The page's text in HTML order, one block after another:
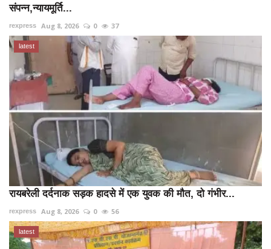
संपन्न,न्यायमूर्ति...
rexpress Aug 8, 2026 0 37
latest
रायबरेली दर्दनाक सड़क हादसे में एक युवक की मौत, दो गंभीर...
rexpress Aug 8, 2026 0 56
latest